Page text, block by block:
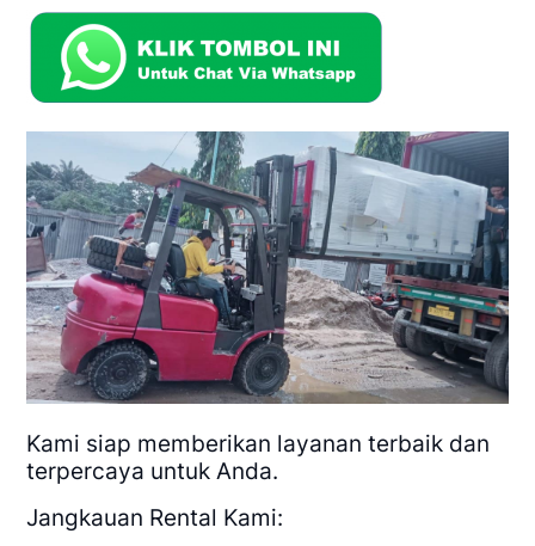
Kami siap memberikan layanan terbaik dan
terpercaya untuk Anda.
Jangkauan Rental Kami: